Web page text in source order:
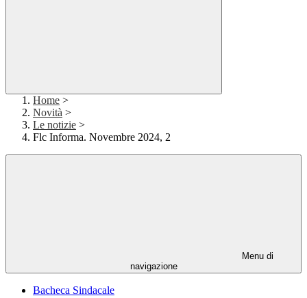
Home >
Novità >
Le notizie >
Flc Informa. Novembre 2024, 2
Menu di
navigazione
Bacheca Sindacale